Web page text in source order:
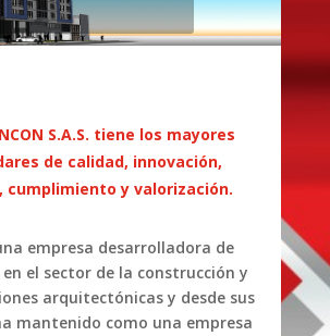
S.A.S. tiene los mayores
de calidad, innovación,
cumplimiento y valorización.
empresa desarrolladora de
el sector de la construcción y
arquitectónicas y desde sus
mantenido como una empresa